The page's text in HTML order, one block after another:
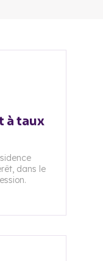
à taux
dans le